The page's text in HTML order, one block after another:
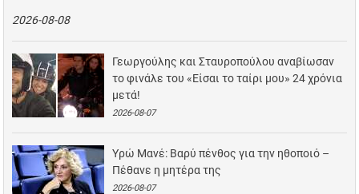
2026-08-08
Γεωργούλης και Σταυροπούλου αναβίωσαν
το φινάλε του «Είσαι το ταίρι μου» 24 χρόνια
μετά!
2026-08-07
Υρώ Μανέ: Βαρύ πένθος για την ηθοποιό –
Πέθανε η μητέρα της
2026-08-07